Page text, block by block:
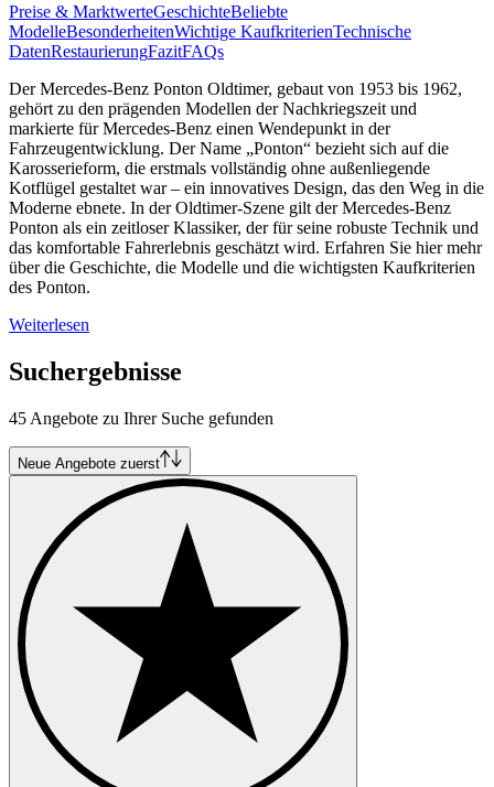
Preise & MarktwerteGeschichteBeliebte
ModelleBesonderheitenWichtige KaufkriterienTechnische
DatenRestaurierungFazitFAQs
Der Mercedes-Benz Ponton Oldtimer, gebaut von 1953 bis 1962,
gehört zu den prägenden Modellen der Nachkriegszeit und
markierte für Mercedes-Benz einen Wendepunkt in der
Fahrzeugentwicklung. Der Name „Ponton“ bezieht sich auf die
Karosserieform, die erstmals vollständig ohne außenliegende
Kotflügel gestaltet war – ein innovatives Design, das den Weg in die
Moderne ebnete. In der Oldtimer-Szene gilt der Mercedes-Benz
Ponton als ein zeitloser Klassiker, der für seine robuste Technik und
das komfortable Fahrerlebnis geschätzt wird. Erfahren Sie hier mehr
über die Geschichte, die Modelle und die wichtigsten Kaufkriterien
des Ponton.
Weiterlesen
Suchergebnisse
45 Angebote zu Ihrer Suche gefunden
Neue Angebote zuerst